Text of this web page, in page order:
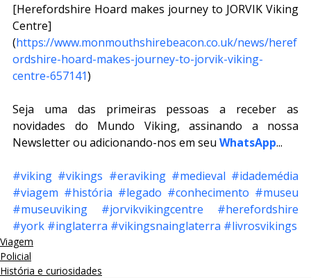
[Herefordshire Hoard makes journey to JORVIK Viking
Centre]
(https://www.monmouthshirebeacon.co.uk/news/heref
ordshire-hoard-makes-journey-to-jorvik-viking-
centre-657141)
Seja uma das primeiras pessoas a receber as
novidades do Mundo Viking, assinando a nossa
Newsletter ou adicionando-nos em seu WhatsApp...
#viking #vikings #eraviking #medieval #idademédia
#viagem #história #legado #conhecimento #museu
#museuviking
#jorvikvikingcentre
#herefordshire
#york #inglaterra #vikingsnainglaterra #livrosvikings
Viagem
Policial
História e curiosidades